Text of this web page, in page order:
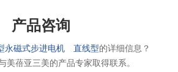
产品咨询
永磁式步进电机 直线型的详细信息？
美蓓亚三美的产品专家取得联系。